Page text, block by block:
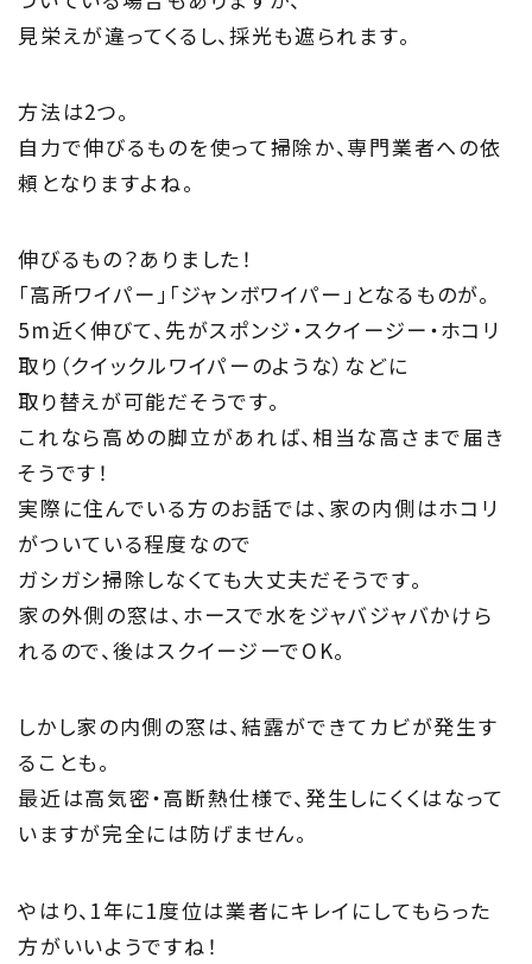
家づくりに役立つ情報
家のメンテナンス
じゅうmado
見栄えが違ってくるし、採光も遮られます。
方法は2つ。
自力で伸びるものを使って掃除か、専門業者への依
頼となりますよね。
伸びるもの？ありました！
「高所ワイパー」「ジャンボワイパー」となるものが。
5m近く伸びて、先がスポンジ・スクイージー・ホコリ
取り（クイックルワイパーのような）などに
取り替えが可能だそうです。
これなら高めの脚立があれば、相当な高さまで届き
そうです！
実際に住んでいる方のお話では、家の内側はホコリ
がついている程度なので
ガシガシ掃除しなくても大丈夫だそうです。
家の外側の窓は、ホースで水をジャバジャバかけら
れるので、後はスクイージーでOK。
しかし家の内側の窓は、結露ができてカビが発生す
ることも。
最近は高気密・高断熱仕様で、発生しにくくはなって
いますが完全には防げません。
やはり、1年に1度位は業者にキレイにしてもらった
方がいいようですね！